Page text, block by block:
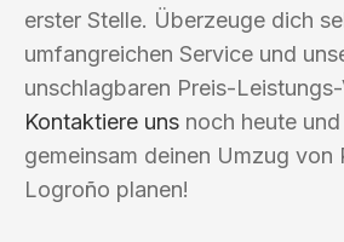
erster Stelle. Überzeuge dich
umfangreichen Service und
unschlagbaren Preis-Leistungs-
Kontaktiere uns noch heute
gemeinsam deinen Umzug von
Logroño planen!